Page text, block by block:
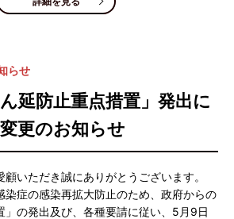
らせ
延防止重点措置」発出に
更のお知らせ
いただき誠にありがとうございます。
染症の感染再拡大防止のため、政府からの
」の発出及び、各種要請に従い、5月9日